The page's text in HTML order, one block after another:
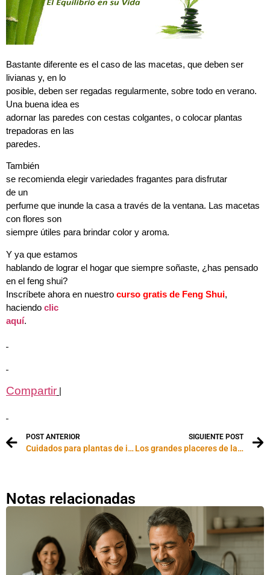
Bastante diferente es el caso de las macetas, que deben ser
livianas y, en lo
posible, deben ser regadas regularmente, sobre todo en verano.
Una buena idea es
adornar las paredes con cestas colgantes, o colocar plantas
trepadoras en las
paredes.
También
se recomienda elegir variedades fragantes para disfrutar
de un
perfume que inunde la casa a través de la ventana. Las macetas
con flores son
siempre útiles para brindar color y aroma.
Y ya que estamos
hablando de lograr el hogar que siempre soñaste, ¿has pensado
en el feng shui?
Inscríbete ahora en nuestro curso gratis de Feng Shui,
haciendo clic
aquí.
Compartir |
POST ANTERIOR
Cuidados para plantas de interior
SIGUIENTE POST
Los grandes placeres de las plantas aromáticas
Notas relacionadas